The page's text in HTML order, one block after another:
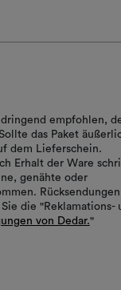
empfohlen,
das Paket
dem Lieferschein.
Erhalt der Ware
genähte oder
Rücksendungen
die "Reklamations-
von Dedar."